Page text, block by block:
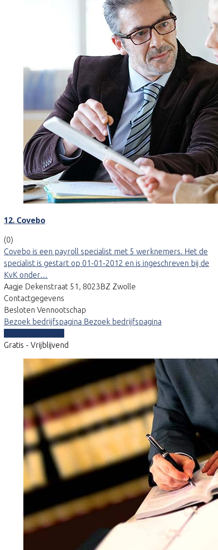
12. Covebo
(0)
Covebo is een payroll specialist met 5 werknemers. Het de
specialist is gestart op 01-01-2012 en is ingeschreven bij de
KvK onder…
Aagje Dekenstraat 51, 8023BZ Zwolle
Contactgegevens
Besloten Vennootschap
Bezoek bedrijfspagina Bezoek bedrijfspagina
Gratis - Vrijblijvend